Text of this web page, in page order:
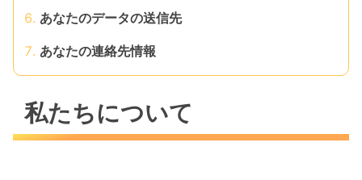
あなたのデータの送信先
あなたの連絡先情報
私たちについて